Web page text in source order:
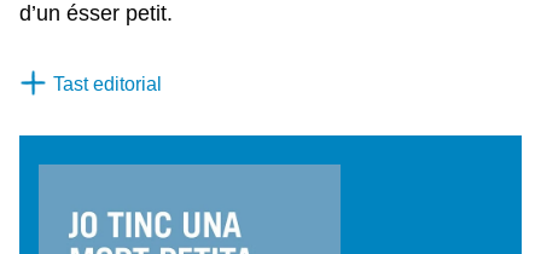
d’un ésser petit.
Tast editorial